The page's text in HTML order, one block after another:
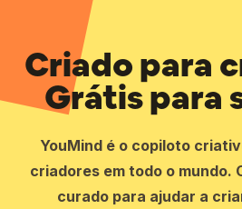
Criado para
Grátis para
YouMind é o copiloto
criadores em todo o mundo.
curado para ajudar a